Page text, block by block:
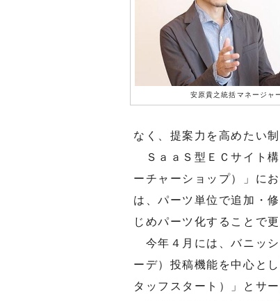
安原貴之統括マネージャ
なく、提案力を高めたい
ＳａａＳ型ＥＣサイト構
ーチャーショップ）」に
は、パーツ単位で追加・
じめパーツ化することで
今年４月には、バニッシ
ーデ）投稿機能を中心と
タッフスタート）」とサ